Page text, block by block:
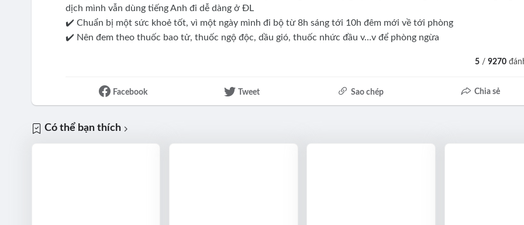
dịch mình vẫn dùng tiếng Anh đi dễ dàng ở ĐL
✔️ Chuẩn bị một sức khoẻ tốt, vì một ngày mình đi bộ từ 8h sáng tới 10h đêm mới về tới phòng
✔️ Nên đem theo thuốc bao tử, thuốc ngộ độc, dầu gió, thuốc nhức đầu v…v để phòng ngừa
5 /9270
Facebook Tweet Sao chép Chia sẻ
Có thể bạn thích